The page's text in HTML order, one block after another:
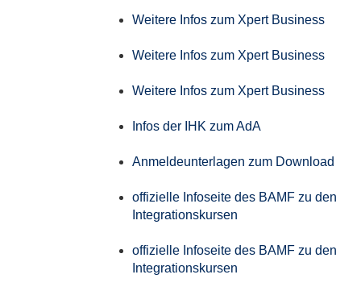
Weitere Infos zum Xpert Business
Weitere Infos zum Xpert Business
Weitere Infos zum Xpert Business
Infos der IHK zum AdA
Anmeldeunterlagen zum Download
offizielle Infoseite des BAMF zu den
Integrationskursen
offizielle Infoseite des BAMF zu den
Integrationskursen